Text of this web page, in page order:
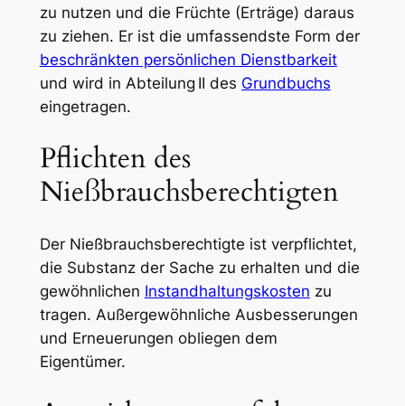
zu nutzen und die Früchte (Erträge) daraus
zu ziehen. Er ist die umfassendste Form der
beschränkten persönlichen Dienstbarkeit
und wird in Abteilung II des Grundbuchs
eingetragen.
Pflichten des
Nießbrauchsberechtigten
Der Nießbrauchsberechtigte ist verpflichtet,
die Substanz der Sache zu erhalten und die
gewöhnlichen Instandhaltungskosten zu
tragen. Außergewöhnliche Ausbesserungen
und Erneuerungen obliegen dem
Eigentümer.